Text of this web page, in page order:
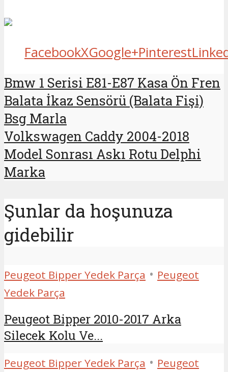
FacebookXGoogle+Pinterest
Bmw 1 Serisi E81-E87 Kasa Ön Fren
Balata İkaz Sensörü (Balata Fişi)
Bsg Marla
Volkswagen Caddy 2004-2018
Model Sonrası Askı Rotu Delphi
Marka
Şunlar da hoşunuza
gidebilir
Peugeot Bipper Yedek Parça • Peugeot
Yedek Parça
Peugeot Bipper 2010-2017 Arka
Silecek Kolu Ve...
Peugeot Bipper Yedek Parça • Peugeot